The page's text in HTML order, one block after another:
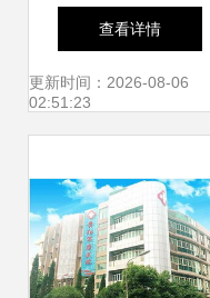
加工厂 专业定制防
爆玻璃、移门玻璃
厦门市仙岳小学
查看详情
更新时间：2026-08-06
02:51:23